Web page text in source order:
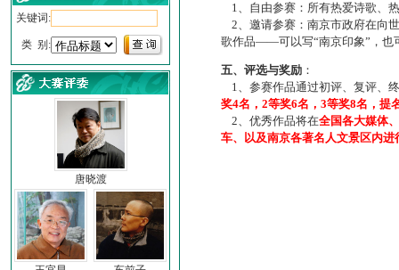
关键词:
类 别:
唐晓渡
1、自由参赛：所有热爱诗歌、
2、邀请参赛：南京市政府在向
歌作品——可以写“南京印象”，也
五、评选与奖励 ：
1、参赛作品通过初评、复评、
奖4名，2等奖6名，3等奖8名，提
2、优秀作品将在全国各大媒体
车、以及南京各著名人文景区内进